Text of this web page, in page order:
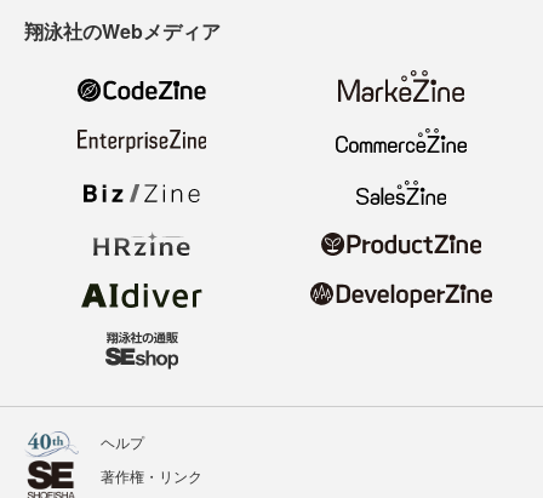
翔泳社のWebメディア
ヘルプ
著作権・リンク